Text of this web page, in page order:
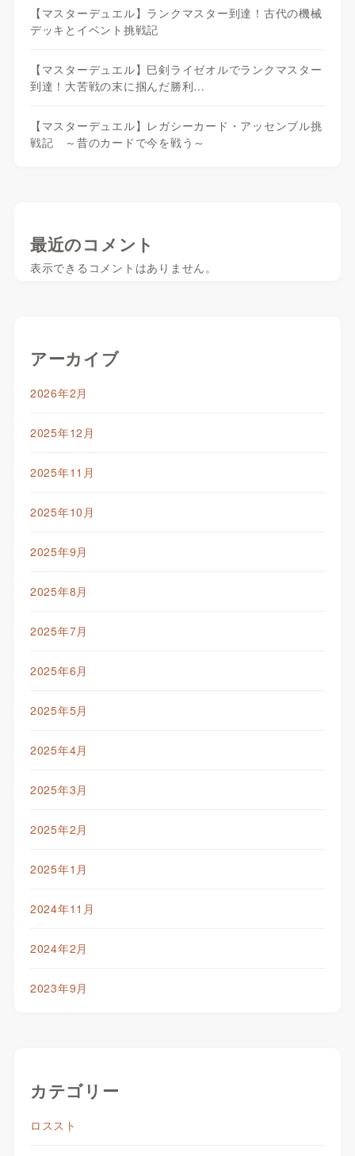
【マスターデュエル】ランクマスター到達！古代の機械
デッキとイベント挑戦記
【マスターデュエル】巳剣ライゼオルでランクマスター
到達！大苦戦の末に掴んだ勝利…
【マスターデュエル】レガシーカード・アッセンブル挑
戦記 ～昔のカードで今を戦う～
最近のコメント
表示できるコメントはありません。
アーカイブ
2026年2月
2025年12月
2025年11月
2025年10月
2025年9月
2025年8月
2025年7月
2025年6月
2025年5月
2025年4月
2025年3月
2025年2月
2025年1月
2024年11月
2024年2月
2023年9月
カテゴリー
ロススト